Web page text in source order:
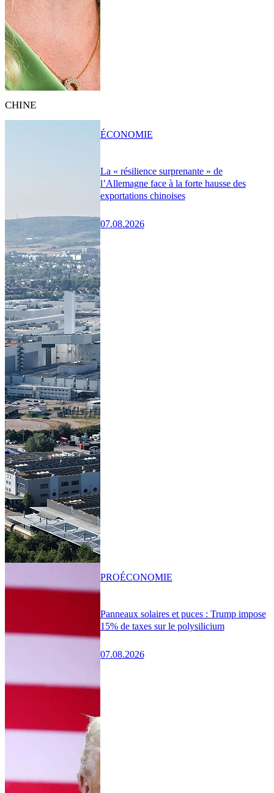
CHINE
La « résilience surprenante » de
l’Allemagne face à la forte hausse des
exportations chinoises
07.08.2026
ÉCONOMIE
Panneaux solaires et puces : Trump impose
15% de taxes sur le polysilicium
07.08.2026
PROÉCONOMIE